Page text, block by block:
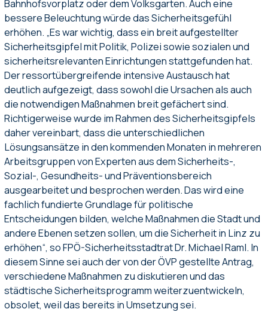
Bahnhofsvorplatz oder dem Volksgarten. Auch eine
bessere Beleuchtung würde das Sicherheitsgefühl
erhöhen. „Es war wichtig, dass ein breit aufgestellter
Sicherheitsgipfel mit Politik, Polizei sowie sozialen und
sicherheitsrelevanten Einrichtungen stattgefunden hat.
Der ressortübergreifende intensive Austausch hat
deutlich aufgezeigt, dass sowohl die Ursachen als auch
die notwendigen Maßnahmen breit gefächert sind.
Richtigerweise wurde im Rahmen des Sicherheitsgipfels
daher vereinbart, dass die unterschiedlichen
Lösungsansätze in den kommenden Monaten in mehreren
Arbeitsgruppen von Experten aus dem Sicherheits-,
Sozial-, Gesundheits- und Präventionsbereich
ausgearbeitet und besprochen werden. Das wird eine
fachlich fundierte Grundlage für politische
Entscheidungen bilden, welche Maßnahmen die Stadt und
andere Ebenen setzen sollen, um die Sicherheit in Linz zu
erhöhen“, so FPÖ-Sicherheitsstadtrat Dr. Michael Raml. In
diesem Sinne sei auch der von der ÖVP gestellte Antrag,
verschiedene Maßnahmen zu diskutieren und das
städtische Sicherheitsprogramm weiterzuentwickeln,
obsolet, weil das bereits in Umsetzung sei.